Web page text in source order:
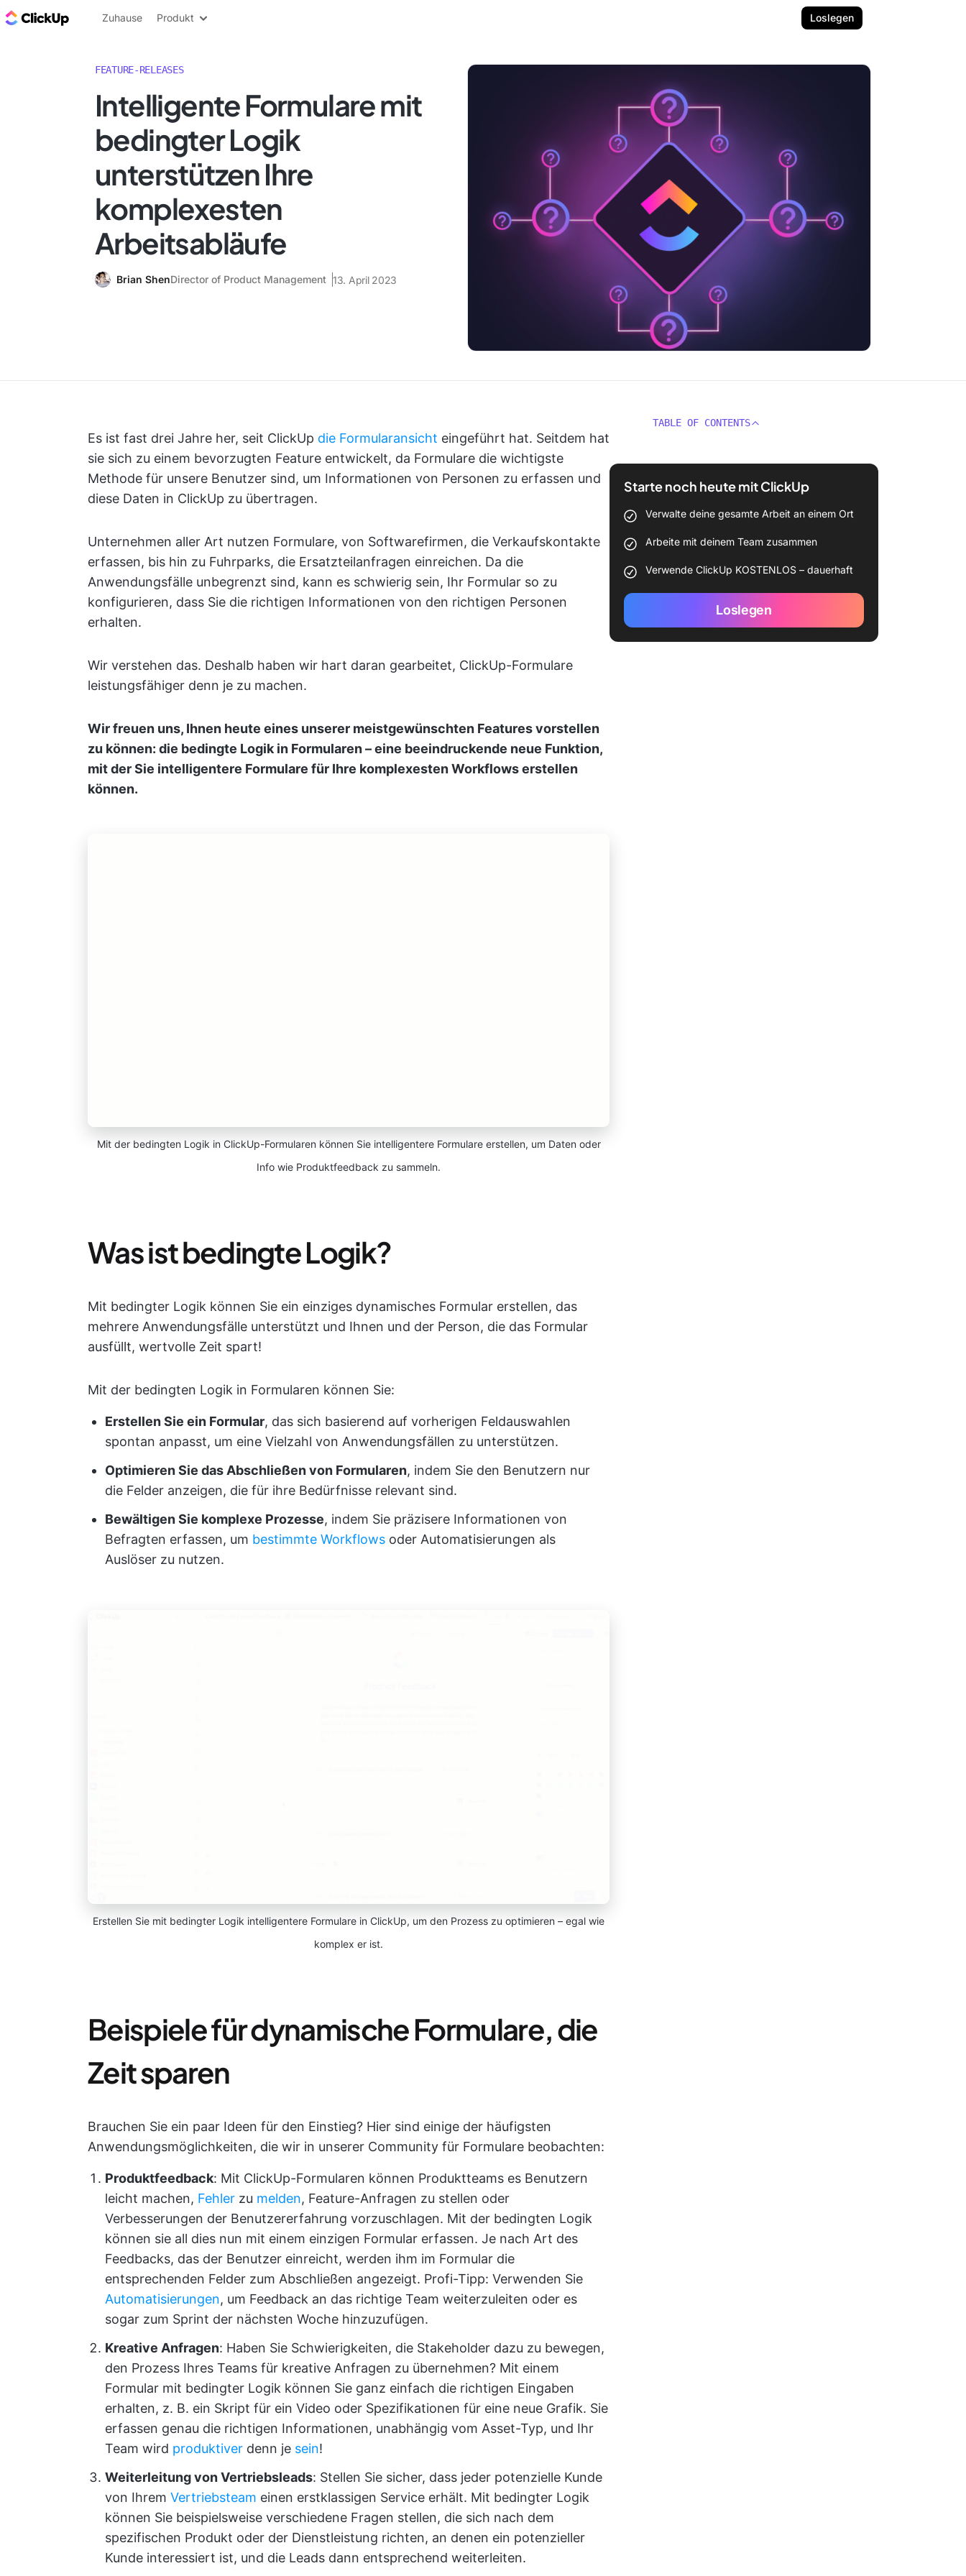
ClickUp Blog
Zuhause Produkt Loslegen
FEATURE-RELEASES
Intelligente Formulare mit
bedingter Logik
unterstützen Ihre
komplexesten
Arbeitsabläufe
Brian ShenDirector of Product Management 13. April 2023
Es ist fast drei Jahre her, seit ClickUp die Formularansicht eingeführt hat. Seitdem hat
sie sich zu einem bevorzugten Feature entwickelt, da Formulare die wichtigste
Methode für unsere Benutzer sind, um Informationen von Personen zu erfassen und
diese Daten in ClickUp zu übertragen.
Unternehmen aller Art nutzen Formulare, von Softwarefirmen, die Verkaufskontakte
erfassen, bis hin zu Fuhrparks, die Ersatzteilanfragen einreichen. Da die
Anwendungsfälle unbegrenzt sind, kann es schwierig sein, Ihr Formular so zu
konfigurieren, dass Sie die richtigen Informationen von den richtigen Personen
erhalten.
Wir verstehen das. Deshalb haben wir hart daran gearbeitet, ClickUp-Formulare
leistungsfähiger denn je zu machen.
Wir freuen uns, Ihnen heute eines unserer meistgewünschten Features vorstellen
zu können: die bedingte Logik in Formularen – eine beeindruckende neue Funktion,
mit der Sie intelligentere Formulare für Ihre komplexesten Workflows erstellen
können.
Mit der bedingten Logik in ClickUp-Formularen können Sie intelligentere Formulare erstellen, um Daten oder
Info wie Produktfeedback zu sammeln.
Was ist bedingte Logik?
Mit bedingter Logik können Sie ein einziges dynamisches Formular erstellen, das
mehrere Anwendungsfälle unterstützt und Ihnen und der Person, die das Formular
ausfüllt, wertvolle Zeit spart!
Mit der bedingten Logik in Formularen können Sie:
Erstellen Sie ein Formular, das sich basierend auf vorherigen Feldauswahlen
spontan anpasst, um eine Vielzahl von Anwendungsfällen zu unterstützen.
Optimieren Sie das Abschließen von Formularen, indem Sie den Benutzern nur
die Felder anzeigen, die für ihre Bedürfnisse relevant sind.
Bewältigen Sie komplexe Prozesse, indem Sie präzisere Informationen von
Befragten erfassen, um bestimmte Workflows oder Automatisierungen als
Auslöser zu nutzen.
Erstellen Sie mit bedingter Logik intelligentere Formulare in ClickUp, um den Prozess zu optimieren – egal wie
komplex er ist.
Beispiele für dynamische Formulare, die
Zeit sparen
Brauchen Sie ein paar Ideen für den Einstieg? Hier sind einige der häufigsten
Anwendungsmöglichkeiten, die wir in unserer Community für Formulare beobachten:
Produktfeedback: Mit ClickUp-Formularen können Produktteams es Benutzern
leicht machen, Fehler zu melden, Feature-Anfragen zu stellen oder
Verbesserungen der Benutzererfahrung vorzuschlagen. Mit der bedingten Logik
können sie all dies nun mit einem einzigen Formular erfassen. Je nach Art des
Feedbacks, das der Benutzer einreicht, werden ihm im Formular die
entsprechenden Felder zum Abschließen angezeigt. Profi-Tipp: Verwenden Sie
Automatisierungen, um Feedback an das richtige Team weiterzuleiten oder es
sogar zum Sprint der nächsten Woche hinzuzufügen.
Kreative Anfragen: Haben Sie Schwierigkeiten, die Stakeholder dazu zu bewegen,
den Prozess Ihres Teams für kreative Anfragen zu übernehmen? Mit einem
Formular mit bedingter Logik können Sie ganz einfach die richtigen Eingaben
erhalten, z. B. ein Skript für ein Video oder Spezifikationen für eine neue Grafik. Sie
erfassen genau die richtigen Informationen, unabhängig vom Asset-Typ, und Ihr
Team wird produktiver denn je sein!
Weiterleitung von Vertriebsleads: Stellen Sie sicher, dass jeder potenzielle Kunde
von Ihrem Vertriebsteam einen erstklassigen Service erhält. Mit bedingter Logik
können Sie beispielsweise verschiedene Fragen stellen, die sich nach dem
spezifischen Produkt oder der Dienstleistung richten, an denen ein potenzieller
Kunde interessiert ist, und die Leads dann entsprechend weiterleiten.
TABLE OF CONTENTS
Starte noch heute mit ClickUp
Verwalte deine gesamte Arbeit an einem Ort
Arbeite mit deinem Team zusammen
Verwende ClickUp KOSTENLOS – dauerhaft
Loslegen